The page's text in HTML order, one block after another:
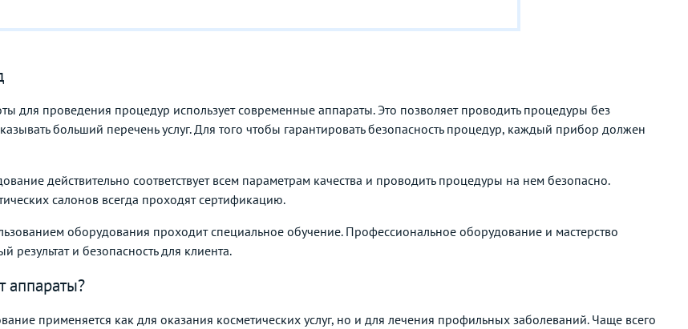
для проведения процедур использует современные аппараты. Это позволяет проводить процедуры без
больший перечень услуг. Для того чтобы гарантировать безопасность процедур, каждый прибор должен
действительно соответствует всем параметрам качества и проводить процедуры на нем безопасно.
салонов всегда проходят сертификацию.
оборудования проходит специальное обучение. Профессиональное оборудование и мастерство
результат и безопасность для клиента.
аппараты?
применяется как для оказания косметических услуг, но и для лечения профильных заболеваний. Чаще всего